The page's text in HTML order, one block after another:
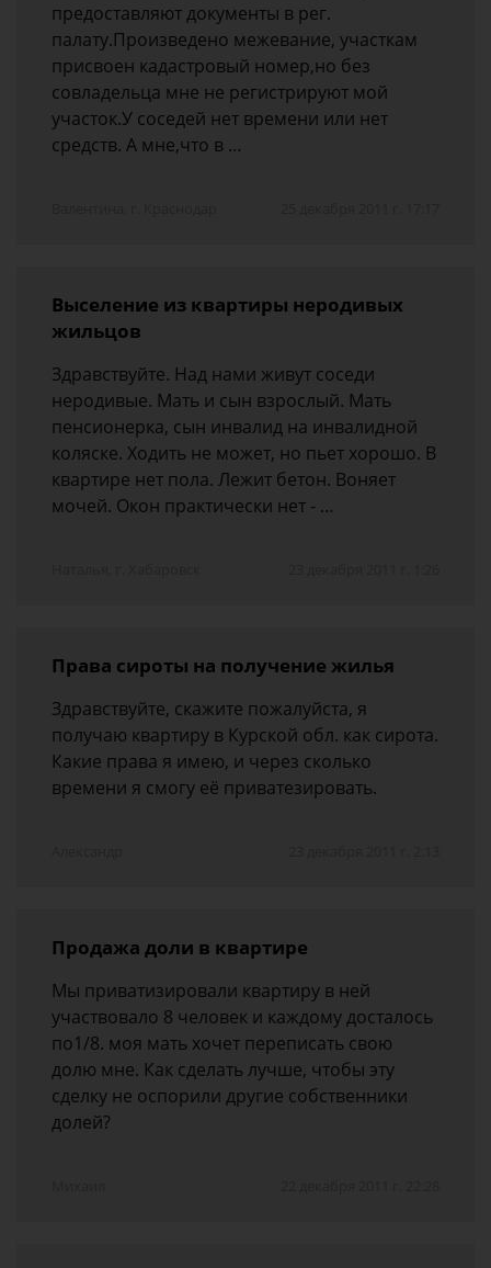
предоставляют документы в рег.
палату.Произведено межевание, участкам
присвоен кадастровый номер,но без
совладельца мне не регистрируют мой
участок.У соседей нет времени или нет
средств. А мне,что в …
Выселение из квартиры неродивых
жильцов
Здравствуйте. Над нами живут соседи
неродивые. Мать и сын взрослый. Мать
пенсионерка, сын инвалид на инвалидной
коляске. Ходить не может, но пьет хорошо. В
квартире нет пола. Лежит бетон. Воняет
мочей. Окон практически нет - …
Права сироты на получение жилья
Здравствуйте, скажите пожалуйста, я
получаю квартиру в Курской обл. как сирота.
Какие права я имею, и через сколько
времени я смогу её приватезировать.
Продажа доли в квартире
Мы приватизировали квартиру в ней
участвовало 8 человек и каждому досталось
по1/8. моя мать хочет переписать свою
долю мне. Как сделать лучше, чтобы эту
сделку не оспорили другие собственники
долей?